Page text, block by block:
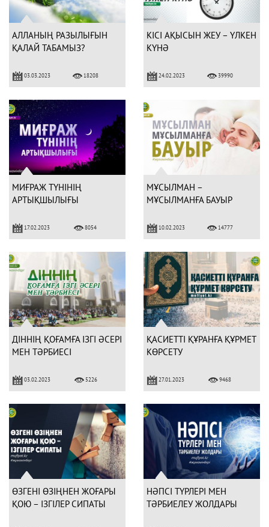
АЛЛАНЫҢ РАЗЫЛЫҒЫН
ҚАЛАЙ ТАБАМЫЗ?
03.03.2023 18208
КІСІ АҚЫСЫН ЖЕУ – ҮЛКЕН
КҮНӘ
24.02.2023 39990
МИҒРАЖ ТҮНІНІҢ
АРТЫҚШЫЛЫҒЫ
17.02.2023 8054
МҰСЫЛМАН –
МҰСЫЛМАНҒА БАУЫР
10.02.2023 14777
ДІННІҢ ҚОҒАМҒА ІЗГІ ӘСЕРІ
МЕН ТӘРБИЕСІ
03.02.2023 5226
ҚАСИЕТТІ ҚҰРАНҒА ҚҰРМЕТ
КӨРСЕТУ
27.01.2023 9468
ӨЗГЕНІ ӨЗІҢНЕН ЖОҒАРЫ
ҚОЮ – ІЗГІЛЕР СИПАТЫ
НӘПСІ ТҮРЛЕРІ МЕН
ТӘРБИЕЛЕУ ЖОЛДАРЫ